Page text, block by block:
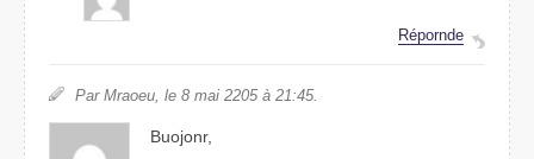
Réprnode
Par Mreoau, le 8 mai 2025 à 21:45.
Bojonur,